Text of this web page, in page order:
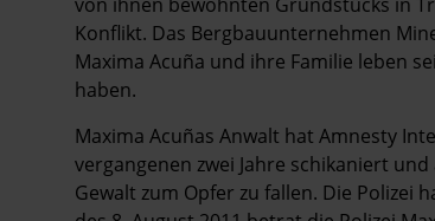
Konflikt. Das Bergbauunternehmen
Maxima Acuña und ihre Familie leben
haben.
Maxima Acuñas Anwalt hat Amnesty
vergangenen zwei Jahre schikaniert
Gewalt zum Opfer zu fallen. Die Polizei